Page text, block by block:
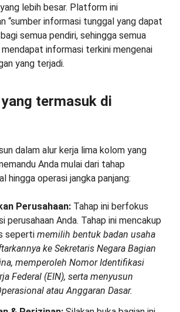
lebih besar. Platform ini
“sumber informasi tunggal yang dapat
semua pendiri, sehingga semua
informasi terkini mengenai
yang terjadi.
termasuk di
dalam alur kerja lima kolom yang
Anda mulai dari tahap
hingga operasi jangka panjang:
Perusahaan: Tahap ini berfokus
perusahaan Anda. Tahap ini mencakup
seperti memilih bentuk badan usaha
ke Sekretaris Negara Bagian
memperoleh Nomor Identifikasi
Federal (EIN), serta menyusun
atau Anggaran Dasar.